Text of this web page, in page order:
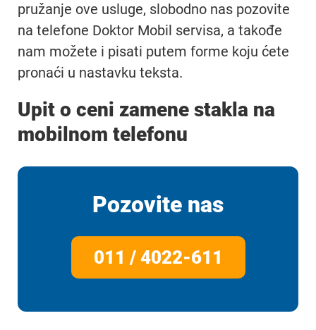
pružanje ove usluge, slobodno nas pozovite
na telefone Doktor Mobil servisa, a takođe
nam možete i pisati putem forme koju ćete
pronaći u nastavku teksta.
Upit o ceni zamene stakla na
mobilnom telefonu
Pozovite nas
011 / 4022-611